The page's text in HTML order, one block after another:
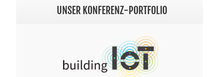
UNSER KONFERENZ-PORTFOLIO